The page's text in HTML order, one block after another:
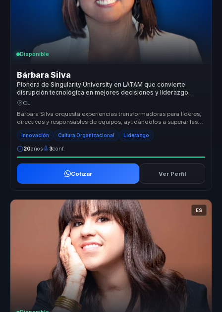
Disponible
Bárbara Silva
Pionera de Singularity University en LATAM que convierte
disrupción tecnológica en mejores decisiones y liderazgo
digital para empresas.
CL
Bárbara Silva orquesta experiencias transformadoras para líderes,
directivos y responsables de equipos, ayudándolos a superar las
barrera...
Innovación Cultura Organizacional Liderazgo
20años 3conf.
Cotizar Ver Perfil
ES